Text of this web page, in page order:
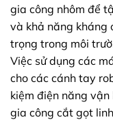
gia công nhôm để
và khả năng kháng
trọng trong môi
Việc sử dụng các
cho các cánh tay
kiệm điện năng
gia công cắt gọt